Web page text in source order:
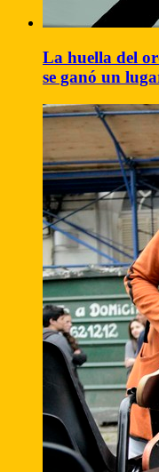
La huella del
se ganó un